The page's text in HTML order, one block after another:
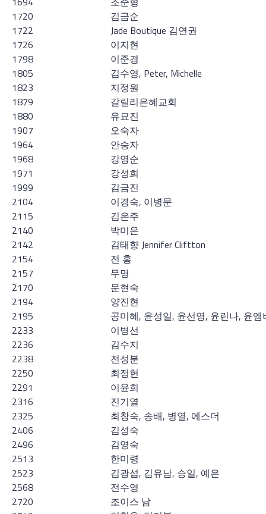
1720
김금순
1722
Jade Boutique 김연권
1726
이지현
1798
이준경
1805
김수영, Peter, Michelle
1823
지정원
1879
갈릴리은혜교회
1880
유묘진
1907
오숙자
1964
안승자
1968
강영순
1971
강성희
1999
김금진
2104
이경숙, 이병문
2115
김은주
2140
박미은
2142
김태향 Jennifer Cliftton
2154
전 홍
2157
무명
2170
문현숙
2194
양진현
2195
공미혜, 윤성일, 윤선영, 윤린나, 윤엠
2233
이병선
2236
김수지
2238
전성분
2250
최정헌
2291
이윤희
2316
진기열
2325
최창숙, 송배, 병열, 에스더
2406
김성숙
2496
김영숙
2513
한미령
2523
김광섭, 김유남, 승일, 예은
2568
전수영
2720
조이스 남